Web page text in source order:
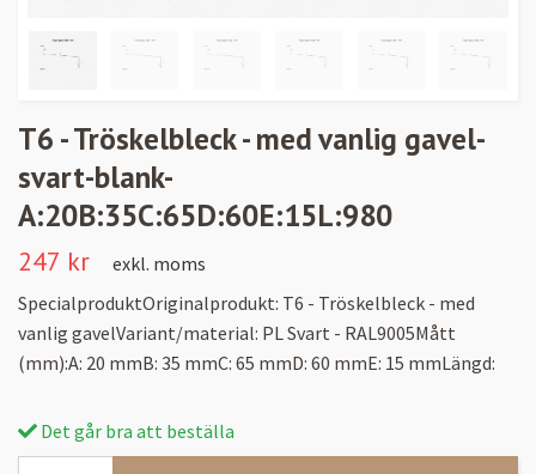
T6 - Tröskelbleck - med vanlig gavel-
svart-blank-
A:20B:35C:65D:60E:15L:980
247 kr
exkl. moms
SpecialproduktOriginalprodukt: T6 - Tröskelbleck - med
vanlig gavelVariant/material: PL Svart - RAL9005Mått
(mm):A: 20 mmB: 35 mmC: 65 mmD: 60 mmE: 15 mmLängd:
Det går bra att beställa